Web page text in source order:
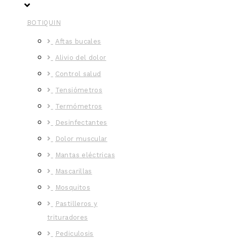
BOTIQUIN
Aftas bucales
Alivio del dolor
Control salud
Tensiómetros
Termómetros
Desinfectantes
Dolor muscular
Mantas eléctricas
Mascarillas
Mosquitos
Pastilleros y
trituradores
Pediculosis